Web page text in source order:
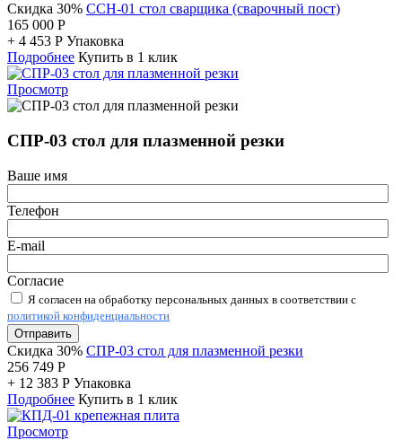
Скидка 30% ССН-01 стол сварщика (сварочный пост)
165 000 Р
+ 4 453 Р Упаковка
Подробнее Купить в 1 клик
Просмотр
СПР-03 стол для плазменной резки
Ваше имя
Телефон
E-mail
Согласие
Я согласен на обработку персональных данных в соответствии с
политикой конфиденциальности
Отправить
Скидка 30% СПР-03 стол для плазменной резки
256 749 Р
+ 12 383 Р Упаковка
Подробнее Купить в 1 клик
Просмотр